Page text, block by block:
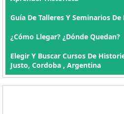
Guía De Talleres Y Seminarios
¿Cómo Llegar? ¿Dónde Quedan?
Elegir Y Buscar Cursos De
Justo, Cordoba , Argentina